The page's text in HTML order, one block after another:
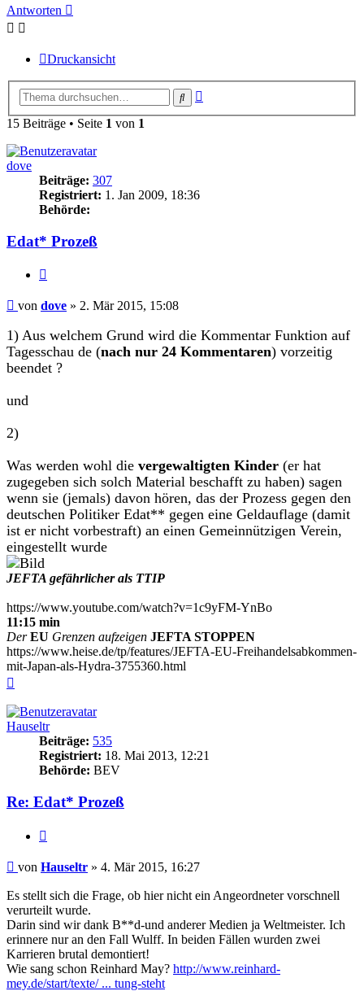
Antworten
Druckansicht
Suche
15 Beiträge • Seite 1 von 1
dove
Beiträge: 307
Registriert: 1. Jan 2009, 18:36
Behörde:
Edat* Prozeß
Beitrag
von dove » 2. Mär 2015, 15:08
1) Aus welchem Grund wird die Kommentar Funktion auf
Tagesschau de (nach nur 24 Kommentaren) vorzeitig
beendet ?
und
2)
Was werden wohl die vergewaltigten Kinder (er hat
zugegeben sich solch Material beschafft zu haben) sagen
wenn sie (jemals) davon hören, das der Prozess gegen den
deutschen Politiker Edat** gegen eine Geldauflage (damit
ist er nicht vorbestraft) an einen Gemeinnützigen Verein,
eingestellt wurde
JEFTA gefährlicher als TTIP
https://www.youtube.com/watch?v=1c9yFM-YnBo
11:15 min
Der EU Grenzen aufzeigen JEFTA STOPPEN
https://www.heise.de/tp/features/JEFTA-EU-Freihandelsabkommen-
mit-Japan-als-Hydra-3755360.html
Hauseltr
Beiträge: 535
Registriert: 18. Mai 2013, 12:21
Behörde: BEV
Re: Edat* Prozeß
Beitrag
von Hauseltr » 4. Mär 2015, 16:27
Es stellt sich die Frage, ob hier nicht ein Angeordneter vorschnell
verurteilt wurde.
Darin sind wir dank B**d-und anderer Medien ja Weltmeister. Ich
erinnere nur an den Fall Wulff. In beiden Fällen wurden zwei
Karrieren brutal demontiert!
Wie sang schon Reinhard May? http://www.reinhard-
mey.de/start/texte/ ... tung-steht